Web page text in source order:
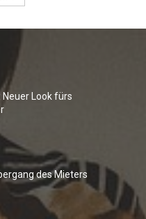
Look fürs
des Mieters